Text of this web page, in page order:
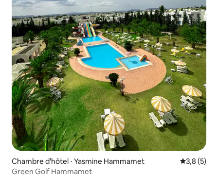
Chambre d'hôtel ⋅ Yasmine Hammamet Évaluation
3,8 (5)
Green Golf Hammamet